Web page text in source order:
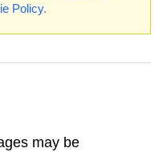
Policy.
may be